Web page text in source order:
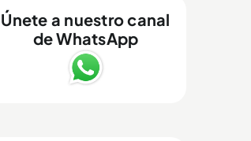
Únete a nuestro canal
de WhatsApp